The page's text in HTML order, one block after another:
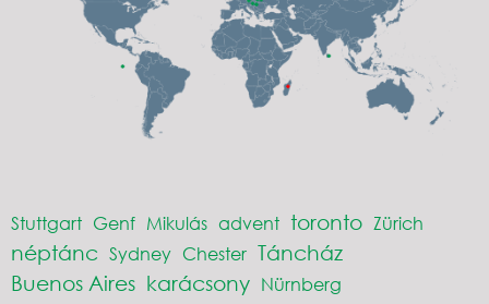
Stuttgart Genf Mikulás advent toronto Zürich
néptánc Sydney Chester Táncház
Buenos Aires karácsony Nürnberg